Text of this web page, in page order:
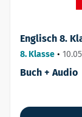
Englisch 8.
8. Klasse •
Buch + Audio